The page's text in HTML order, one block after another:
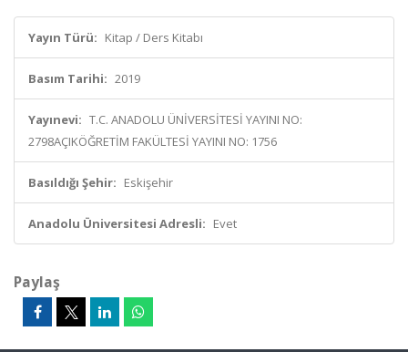
Yayın Türü: Kitap / Ders Kitabı
Basım Tarihi: 2019
Yayınevi: T.C. ANADOLU ÜNİVERSİTESİ YAYINI NO:
2798AÇIKÖĞRETİM FAKÜLTESİ YAYINI NO: 1756
Basıldığı Şehir: Eskişehir
Anadolu Üniversitesi Adresli: Evet
Paylaş